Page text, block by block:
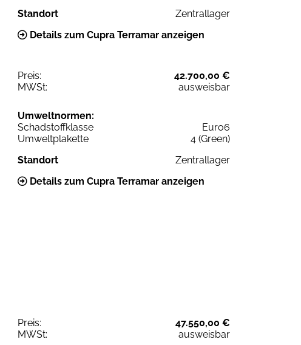
Standort
Zentrallager
Details zum Cupra Terramar anzeigen
Preis:
42.700,00 €
MWSt:
ausweisbar
Umweltnormen:
Schadstoffklasse
Euro6
Umweltplakette
4 (Green)
Standort
Zentrallager
Details zum Cupra Terramar anzeigen
Preis:
47.550,00 €
MWSt:
ausweisbar